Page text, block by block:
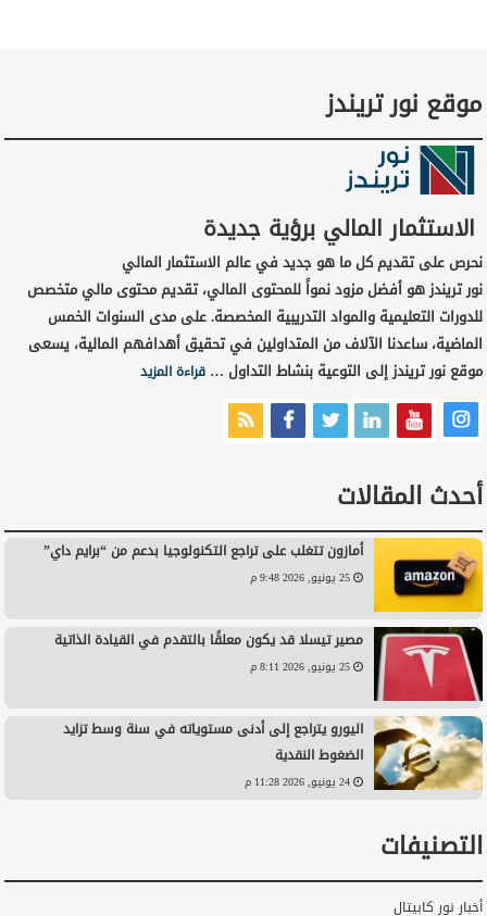
موقع نور تريندز
الاستثمار المالي برؤية جديدة
نحرص على تقديم كل ما هو جديد في عالم الاستثمار المالي
نور تريندز هو أفضل مزود نمواً للمحتوى المالي، تقديم محتوى مالي متخصص
للدورات التعليمية والمواد التدريبية المخصصة. على مدى السنوات الخمس
الماضية، ساعدنا الآلاف من المتداولين في تحقيق أهدافهم المالية، يسعى
موقع نور تريندز إلى التوعية بنشاط التداول …قراءة المزيد
أحدث المقالات
أمازون تتغلب على تراجع التكنولوجيا بدعم من “برايم داي”
25 يونيو, 2026 9:48 م
مصير تيسلا قد يكون معلقًا بالتقدم في القيادة الذاتية
25 يونيو, 2026 8:11 م
اليورو يتراجع إلى أدنى مستوياته في سنة وسط تزايد
الضغوط النقدية
24 يونيو, 2026 11:28 م
التصنيفات
أخبار نور كابيتال